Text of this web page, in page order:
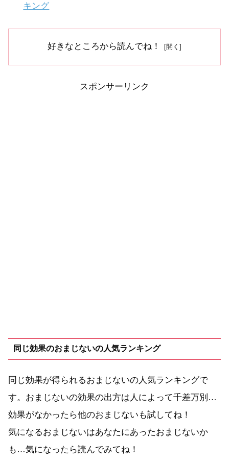
キング
好きなところから読んでね！
スポンサーリンク
同じ効果のおまじないの人気ランキング
同じ効果が得られるおまじないの人気ランキングで
す。おまじないの効果の出方は人によって千差万別…
効果がなかったら他のおまじないも試してね！
気になるおまじないはあなたにあったおまじないか
も…気になったら読んでみてね！